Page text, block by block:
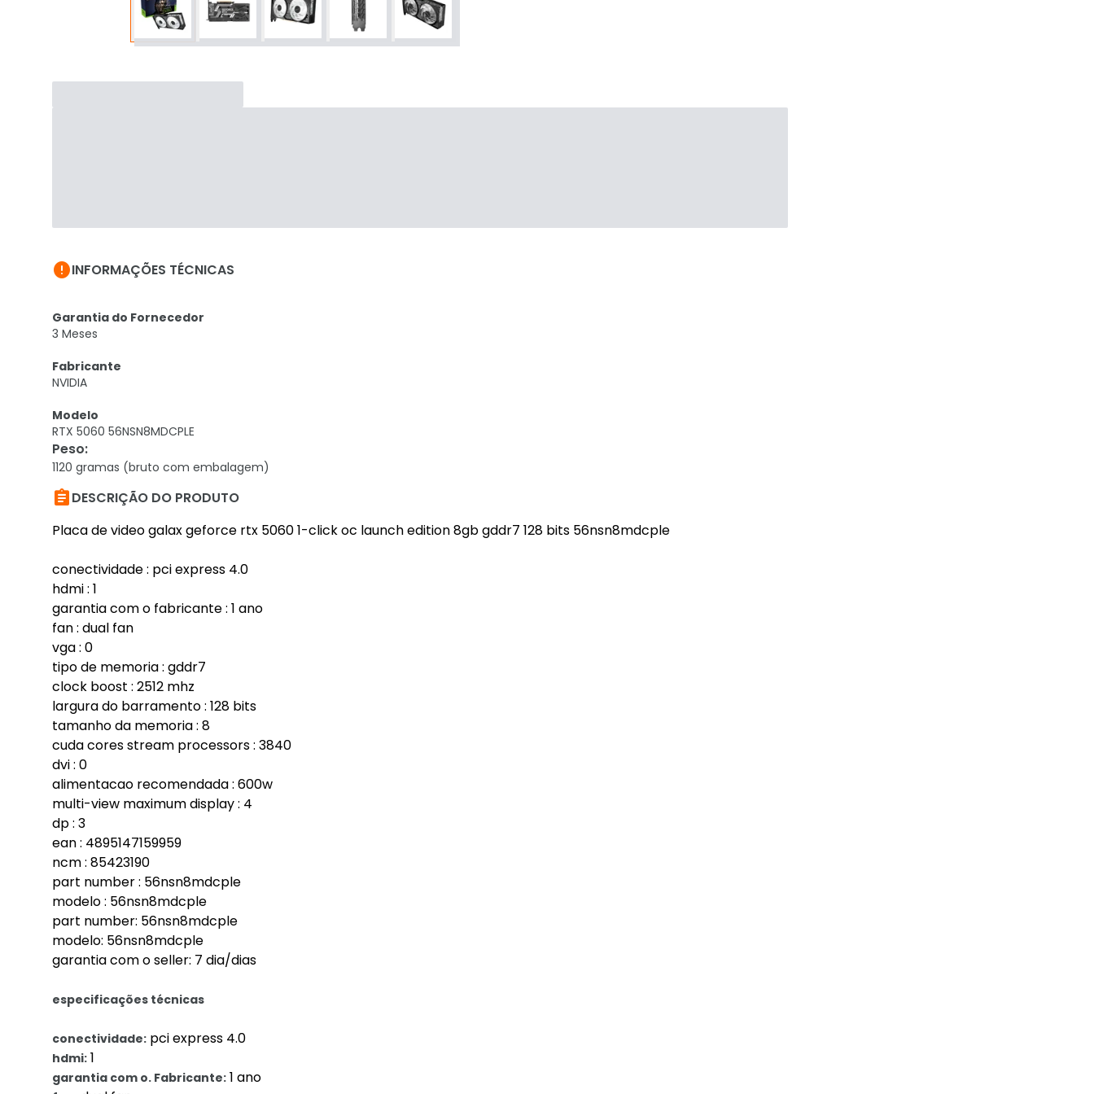
INFORMAÇÕES TÉCNICAS
Garantia do Fornecedor
3 Meses
Fabricante
NVIDIA
Modelo
RTX 5060 56NSN8MDCPLE
Peso:
1120 gramas (bruto com embalagem)
DESCRIÇÃO DO PRODUTO
Placa de video galax geforce rtx 5060 1-click oc launch edition 8gb gddr7 128 bits 56nsn8mdcple
conectividade : pci express 4.0
hdmi : 1
garantia com o fabricante : 1 ano
fan : dual fan
vga : 0
tipo de memoria : gddr7
clock boost : 2512 mhz
largura do barramento : 128 bits
tamanho da memoria : 8
cuda cores stream processors : 3840
dvi : 0
alimentacao recomendada : 600w
multi-view maximum display : 4
dp : 3
ean : 4895147159959
ncm : 85423190
part number : 56nsn8mdcple
modelo : 56nsn8mdcple
part number: 56nsn8mdcple
modelo: 56nsn8mdcple
garantia com o seller: 7 dia/dias
especificações técnicas
conectividade: pci express 4.0
hdmi: 1
garantia com o. Fabricante: 1 ano